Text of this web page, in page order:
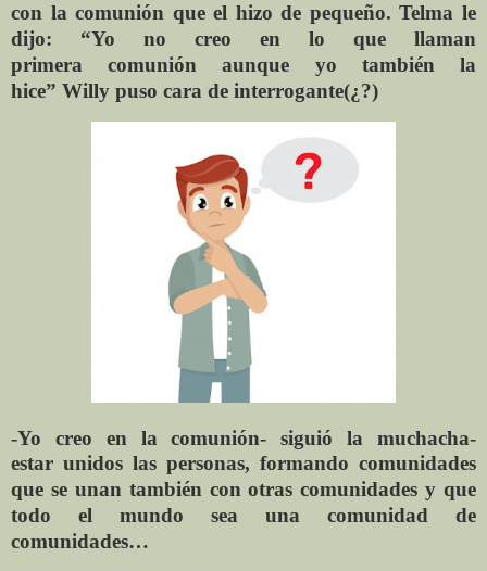
con la comunión que el hizo de pequeño. Telma le
dijo: “Yo no creo en lo que llaman
primeracomunión aunque yo también la
hice” Willy puso cara de interrogante(¿?)
-Yo creo en la comunión- siguió la muchacha-
estar unidos las personas, formando comunidades
que se unan también con otras comunidades y que
todo el mundo sea una comunidad de
comunidades…